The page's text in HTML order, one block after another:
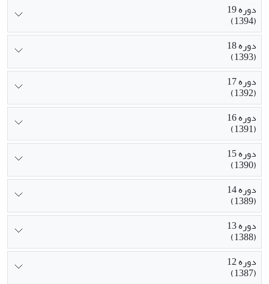
دوره 19
(1394)
دوره 18
(1393)
دوره 17
(1392)
دوره 16
(1391)
دوره 15
(1390)
دوره 14
(1389)
دوره 13
(1388)
دوره 12
(1387)